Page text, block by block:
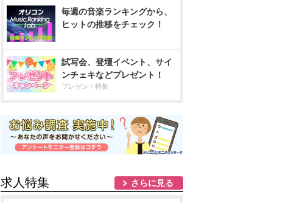
毎週の音楽ランキングから、
ヒットの推移をチェック！
試写会、登壇イベント、サイ
ンチェキなどプレゼント！
プレゼント特集
求人特集 さらに見る